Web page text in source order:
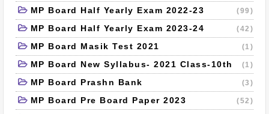
MP Board Half Yearly Exam 2022-23 (99)
MP Board Half Yearly Exam 2023-24 (42)
MP Board Masik Test 2021 (1)
MP Board New Syllabus- 2021 Class-10th (1)
MP Board Prashn Bank (3)
MP Board Pre Board Paper 2023 (52)